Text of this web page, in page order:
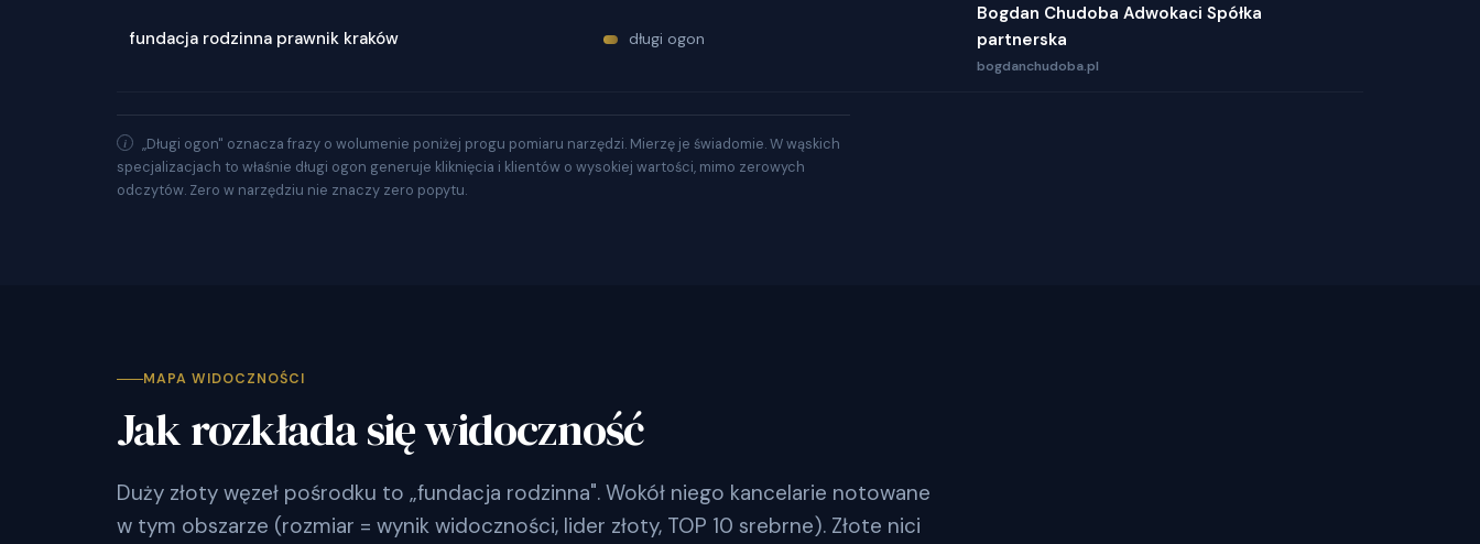
fundacja rodzinna prawnik kraków długi ogon
Bogdan Chudoba Adwokaci Spółka
partnerska
bogdanchudoba.pl
„Długi ogon" oznacza frazy o wolumenie poniżej progu pomiaru narzędzi. Mierzę je świadomie. W wąskich
specjalizacjach to właśnie długi ogon generuje kliknięcia i klientów o wysokiej wartości, mimo zerowych
odczytów. Zero w narzędziu nie znaczy zero popytu.
MAPA WIDOCZNOŚCI
Jak rozkłada się widoczność
Duży złoty węzeł pośrodku to „fundacja rodzinna". Wokół niego kancelarie notowane
w tym obszarze (rozmiar = wynik widoczności, lider złoty, TOP 10 srebrne). Złote nici